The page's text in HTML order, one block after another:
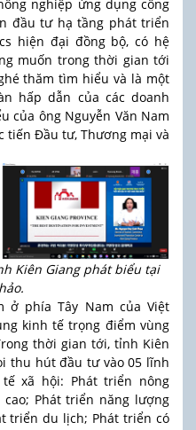
nghiệp ứng dụng công
đầu tư hạ tầng phát triển
hiện đại đồng bộ, có hệ
muốn trong thời gian tới
thăm tìm hiểu và là một
hấp dẫn của các doanh
của ông Nguyễn Văn Nam
tiến Đầu tư, Thương mại và
Kiên Giang phát biểu tại
ở phía Tây Nam của Việt
kinh tế trọng điểm vùng
thời gian tới, tỉnh Kiên
thu hút đầu tư vào 05 lĩnh
xã hội: Phát triển nông
Phát triển năng lượng
triển du lịch; Phát triển có